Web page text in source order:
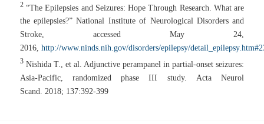
2“The Epilepsies and Seizures: Hope Through Research. What are
the epilepsies?” National Institute of Neurological Disorders and
Stroke, accessed May 24,
2016, http://www.ninds.nih.gov/disorders/epilepsy/
3Nishida T., et al. Adjunctive perampanel in partial-onset seizures:
Asia-Pacific, randomized phase III study.Acta Neurol
Scand. 2018; 137:392-399